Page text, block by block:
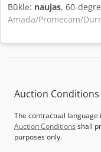
Būklė: naujas, 60-
Amada/Promecam/
Auction Conditions
The contractual language
Auction Conditions shall
purposes only.